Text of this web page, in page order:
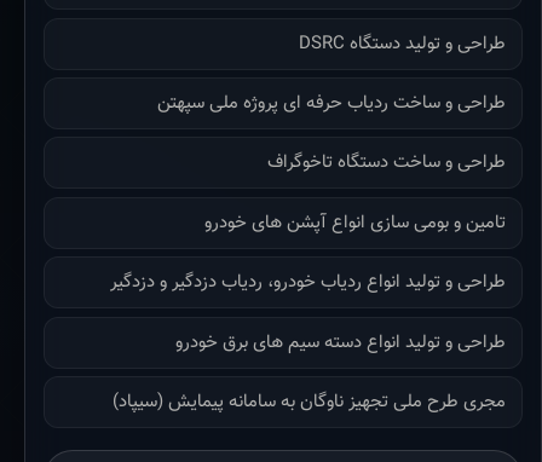
طراحی و تولید دستگاه DSRC
طراحی و ساخت ردیاب حرفه ای پروژه ملی سپهتن
طراحی و ساخت دستگاه تاخوگراف
تامین و بومی سازی انواع آپشن های خودرو
طراحی و تولید انواع ردیاب خودرو، ردیاب دزدگیر و دزدگیر
طراحی و تولید انواع دسته سیم های برق خودرو
مجری طرح ملی تجهیز ناوگان به سامانه پیمایش (سیپاد)